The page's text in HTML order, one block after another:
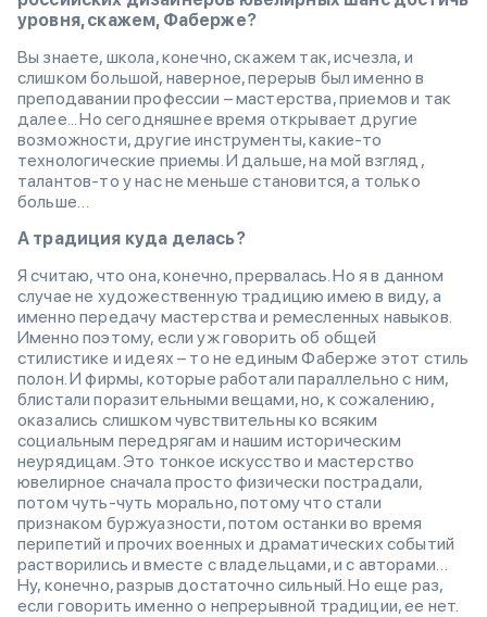
уровня, скажем, Фаберже?
Вы знаете, школа, конечно, скажем так, исчезла, и
слишком большой, наверное, перерыв был именно в
преподавании профессии – мастерства, приемов и так
далее... Но сегодняшнее время открывает другие
возможности, другие инструменты, какие-то
технологические приемы. И дальше, на мой взгляд,
талантов-то у нас не меньше становится, а только
больше…
А традиция куда делась?
Я считаю, что она, конечно, прервалась. Но я в данном
случае не художественную традицию имею в виду, а
именно передачу мастерства и ремесленных навыков.
Именно поэтому, если уж говорить об общей
стилистике и идеях – то не единым Фаберже этот стиль
полон. И фирмы, которые работали параллельно с ним,
блистали поразительными вещами, но, к сожалению,
оказались слишком чувствительны ко всяким
социальным передрягам и нашим историческим
неурядицам. Это тонкое искусство и мастерство
ювелирное сначала просто физически пострадали,
потом чуть-чуть морально, потому что стали
признаком буржуазности, потом останки во время
перипетий и прочих военных и драматических событий
растворились и вместе с владельцами, и с авторами…
Ну, конечно, разрыв достаточно сильный. Но еще раз,
если говорить именно о непрерывной традиции, ее нет.